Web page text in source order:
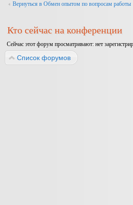
Вернуться в Обмен опытом по вопросам работы
Кто сейчас на конференции
Сейчас этот форум просматривают: нет
Список форумов